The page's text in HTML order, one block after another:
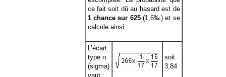
ce fait soit dû au hasard est de
1 chance sur 625(1,6‰) et se
calcule ainsi :
L’écart
type σ
(sigma)
vaut :
soit
3,84